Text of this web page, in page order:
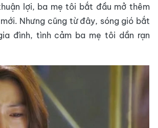
lợi, ba mẹ tôi bắt đầu mở thêm
Nhưng cũng từ đây, sóng gió bắt
đình, tình cảm ba mẹ tôi dần rạn